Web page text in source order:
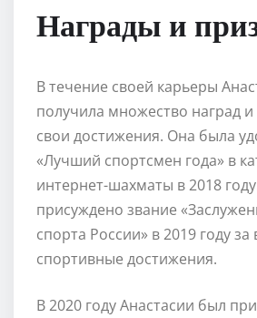
Награды и
В течение своей карьеры
получила множество наград
свои достижения. Она была
«Лучший спортсмен года» в
интернет-шахматы в 2018
присуждено звание
спорта России» в 2019 году
спортивные достижения.
В 2020 году Анастасии был